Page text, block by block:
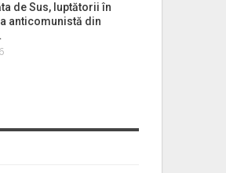
de Sus, luptătorii în
anticomunistă din